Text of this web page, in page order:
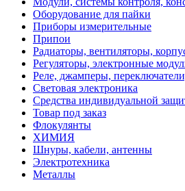
Оборудование для пайки
Приборы измерительные
Припои
Радиаторы, вентиляторы,
Регуляторы, электронные
Реле, джамперы,
Световая электроника
Средства индивидуальной
Товар под заказ
Флокулянты
ХИМИЯ
Шнуры, кабели, антенны
Электротехника
Металлы